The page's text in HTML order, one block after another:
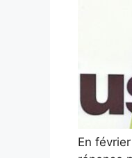
En